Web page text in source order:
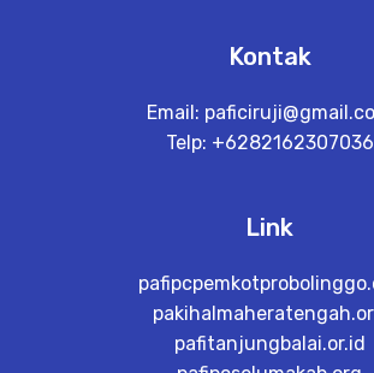
Kontak
Email:
Telp: +6282162307036
Link
pafitanjungbalai.or.id